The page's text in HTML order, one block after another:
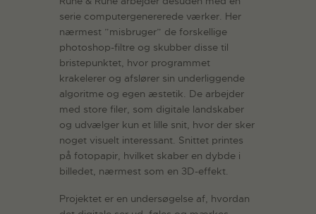
serie computergenererede værker. Her
nærmest ”misbruger” de forskellige
photoshop-filtre og skubber disse til
bristepunktet, hvor programmet
krakelerer og afslører sin underliggende
algoritme og egen æstetik. De arbejder
med store filer, som digitale landskaber
og udvælger kun et lille snit, hvor der sker
noget visuelt interessant. Snittet printes
på fotopapir, hvilket skaber en dybde i
billedet, nærmest som en 3D-effekt.
Projektet er en undersøgelse af, hvordan